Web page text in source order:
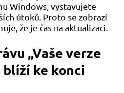
Windows, vystavujete
útoků. Proto se zobrazí
že je čas na aktualizaci.
„Vaše verze
blíží ke konci